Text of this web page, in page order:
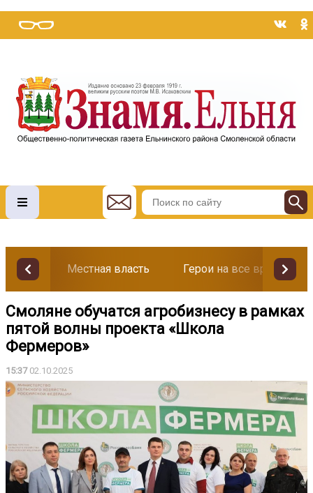
Местная власть Герои на все времена
Смоляне обучатся агробизнесу в рамках
пятой волны проекта «Школа
Фермеров»
15:3702.10.2025